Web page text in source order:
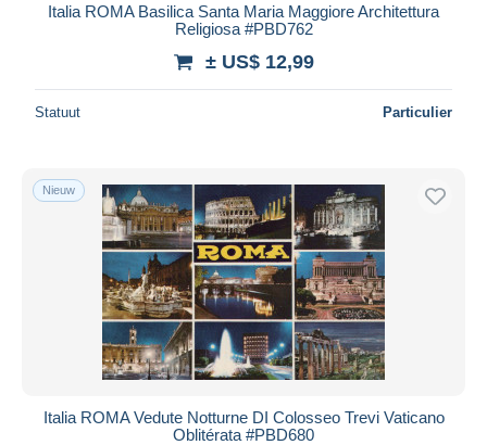
Italia ROMA Basilica Santa Maria Maggiore Architettura
Religiosa #PBD762
± US$ 12,99
Statuut Particulier
Nieuw
Italia ROMA Vedute Notturne DI Colosseo Trevi Vaticano
Oblitérata #PBD680